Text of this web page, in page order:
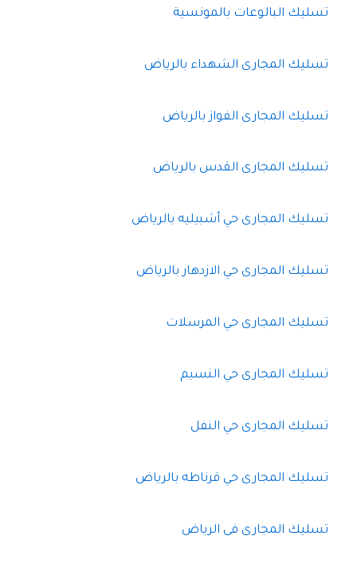
تسليك البالوعات بالمونسية
تسليك المجارى الشهداء بالرياض
تسليك المجارى الفواز بالرياض
تسليك المجارى القدس بالرياض
تسليك المجارى حي أشبيليه بالرياض
تسليك المجارى حي الازدهار بالرياض
تسليك المجارى حي المرسلات
تسليك المجارى حي النسيم
تسليك المجارى حي النفل
تسليك المجارى حي قرناطه بالرياض
تسليك المجارى فى الرياض